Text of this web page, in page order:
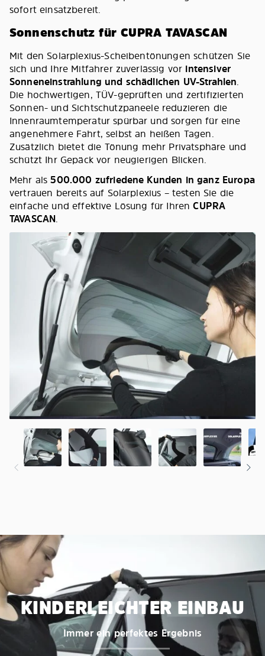
sofort einsatzbereit.
Sonnenschutz für CUPRA TAVASCAN
Mit den Solarplexius-Scheibentönungen schützen Sie
sich und Ihre Mitfahrer zuverlässig vor intensiver
Sonneneinstrahlung und schädlichen UV-Strahlen.
Die hochwertigen, TÜV-geprüften und zertifizierten
Sonnen- und Sichtschutzpaneele reduzieren die
Innenraumtemperatur spürbar und sorgen für eine
angenehmere Fahrt, selbst an heißen Tagen.
Zusätzlich bietet die Tönung mehr Privatsphäre und
schützt Ihr Gepäck vor neugierigen Blicken.
Mehr als500.000 zufriedene Kunden in ganz Europa
vertrauen bereits auf Solarplexius – testen Sie die
einfache und effektive Lösung für IhrenCUPRA
TAVASCAN.
KINDERLEICHTER EINBAU
Immer ein perfektes Ergebnis